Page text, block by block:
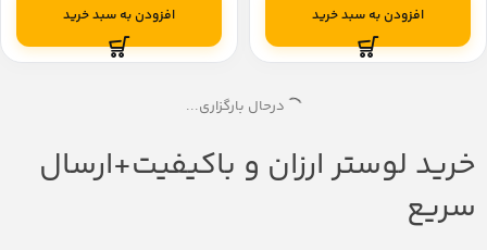
افزودن به سبد خرید افزودن به سبد خرید
درحال بارگزاری...
خرید لوستر ارزان و باکیفیت+ارسال
سریع